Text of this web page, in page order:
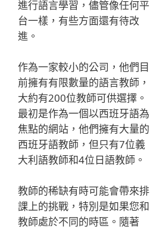
進行語言學習，儘管像任何平
台一樣，有些方面還有待改
進。
作為一家較小的公司，他們目
前擁有有限數量的語言教師，
大約有200位教師可供選擇。
最初是作為一個以西班牙語為
焦點的網站，他們擁有大量的
西班牙語教師，但只有7位義
大利語教師和4位日語教師。
教師的稀缺有時可能會帶來排
課上的挑戰，特別是如果您和
教師處於不同的時區。隨著